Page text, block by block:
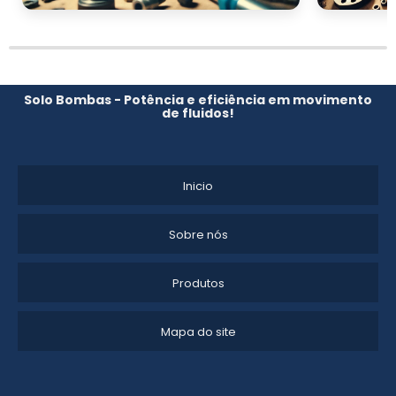
Solo Bombas - Potência e eficiência em movimento
de fluidos!
Inicio
Sobre nós
Produtos
Mapa do site